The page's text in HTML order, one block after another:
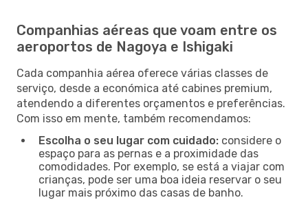
Companhias aéreas que voam entre os
aeroportos de Nagoya e Ishigaki
Cada companhia aérea oferece várias classes de
serviço, desde a económica até cabines premium,
atendendo a diferentes orçamentos e preferências.
Com isso em mente, também recomendamos:
Escolha o seu lugar com cuidado: considere o
espaço para as pernas e a proximidade das
comodidades. Por exemplo, se está a viajar com
crianças, pode ser uma boa ideia reservar o seu
lugar mais próximo das casas de banho.